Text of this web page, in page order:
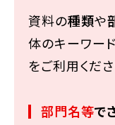
資料の種類や
体のキーワー
をご利用くださ
部門名等で